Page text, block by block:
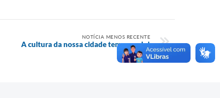
NOTÍCIA MENOS RECENTE
A cultura da nossa cidade tem agenda!